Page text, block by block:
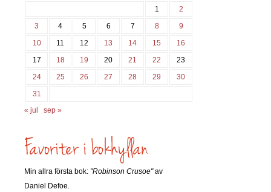
1
2
3
4 5 6 7 8
9
10
11 12 13 14 15
16
17
18 19 20 21 22
23
24
25 26 27 28 29
30
31
« jul
sep »
Min allra första bok: "Robinson Crusoe"av
Daniel Defoe.